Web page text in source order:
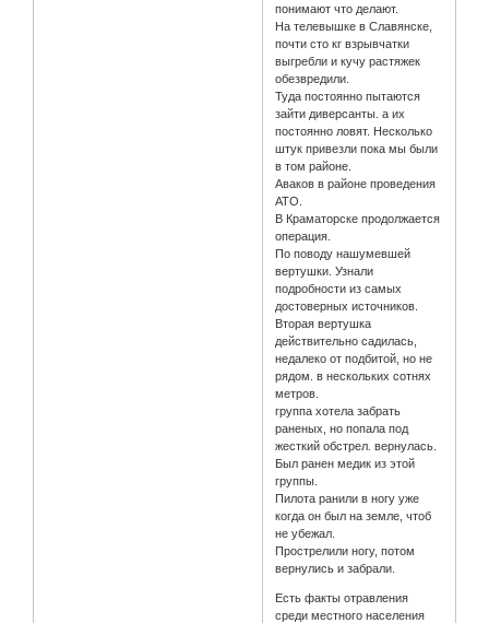
понимают что делают.
На телевышке в Славянске,
почти сто кг взрывчатки
выгребли и кучу растяжек
обезвредили.
Туда постоянно пытаются
зайти диверсанты. а их
постоянно ловят. Несколько
штук привезли пока мы были
в том районе.
Аваков в районе проведения
АТО.
В Краматорске продолжается
операция.
По поводу нашумевшей
вертушки. Узнали
подробности из самых
достоверных источников.
Вторая вертушка
действительно садилась,
недалеко от подбитой, но не
рядом. в нескольких сотнях
метров.
группа хотела забрать
раненых, но попала под
жесткий обстрел. вернулась.
Был ранен медик из этой
группы.
Пилота ранили в ногу уже
когда он был на земле, чтоб
не убежал.
Прострелили ногу, потом
вернулись и забрали.
Есть факты отравления
среди местного населения